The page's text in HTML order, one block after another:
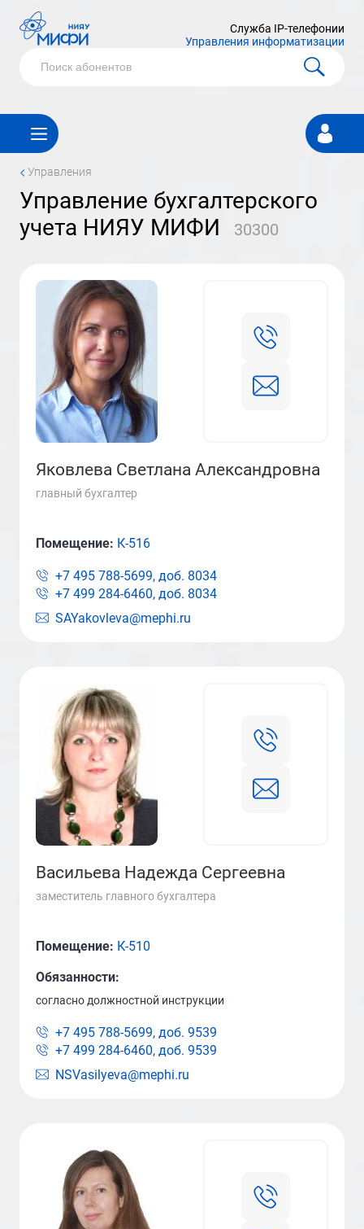
Служба IP-телефонии
Управления информатизации
Личный
кабинет
< Управления
управление бухгалтерского
учета НИЯУ МИФИ
30300
Яковлева Светлана Александровна
главный бухгалтер
SAYakovleva@mephi.ru
Помещение: К-516
+7 495 788-5699, доб. 8034
+7 499 284-6460, доб. 8034
Васильева Надежда Сергеевна
заместитель главного бухгалтера
NSVasilyeva@mephi.ru
Помещение: К-510
Обязанности:
согласно должностной инструкции
+7 495 788-5699, доб. 9539
+7 499 284-6460, доб. 9539